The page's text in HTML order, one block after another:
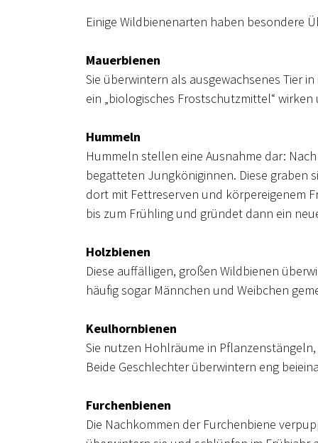
Einige Wildbienenarten haben besondere
Mauerbienen
Sie überwintern als ausgewachsenes Tier
ein „biologisches Frostschutzmittel“
Hummeln
Hummeln stellen eine Ausnahme dar:
begatteten Jungköniginnen. Diese graben
dort mit Fettreserven und körpereigenem
bis zum Frühling und gründet dann ein
Holzbienen
Diese auffälligen, großen Wildbienen
häufig sogar Männchen und Weibchen
Keulhornbienen
Sie nutzen Hohlräume in
Beide Geschlechter überwintern eng
Furchenbienen
Die Nachkommen der Furchenbiene